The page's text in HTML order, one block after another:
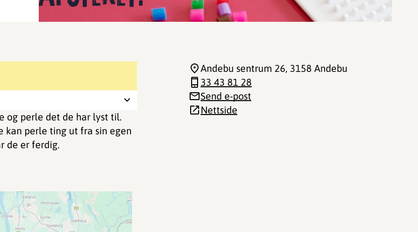
og perle det de har lyst til.
kan perle ting ut fra sin egen
de er ferdig.
Andebu sentrum 26, 3158 Andebu
33 43 81 28
Send e-post
Nettside